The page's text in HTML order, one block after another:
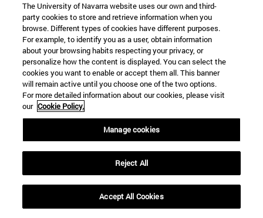
que es especialmente utilizada en China, consiste en
inundar el mercado con una sobreproducción de
determinado producto (está sobreproducción es pagada
con subsidios gubernamentales) para abaratar los
precios. Hasta diciembre de 2018, en los últimos 3 años,
la UE ha tenido que imponer más de 116 sanciones y
medidas antidumping contra productos chinos [14]. Lo
cual muestra que, pese a los intentos de la UE para
negociar en términos satisfactorios para ambos, China
no cumple lo estipulado en los acuerdos con la UE y la
OMC. Especialmente espinoso es el problema con las
empresas controladas por el gobierno (se está
estudiando la prohibición de redes 5G en Europa,
controladas por proveedores chinos, por motivos de
seguridad), que tienen prácticamente el monopolio en el
The University of Navarra website uses our own and third-
party cookies to store and retrieve information when you
browse. Different types of cookies have different purposes.
For example, to identify you as a user, obtain information
about your browsing habits respecting your privacy, or
personalize how the content is displayed. You can select the
cookies you want to enable or accept them all. This banner
will remain active until you choose one of the two options.
For more detailed information about our cookies, please visit
our Cookie Policy.
Manage cookies
Reject All
Accept All Cookies